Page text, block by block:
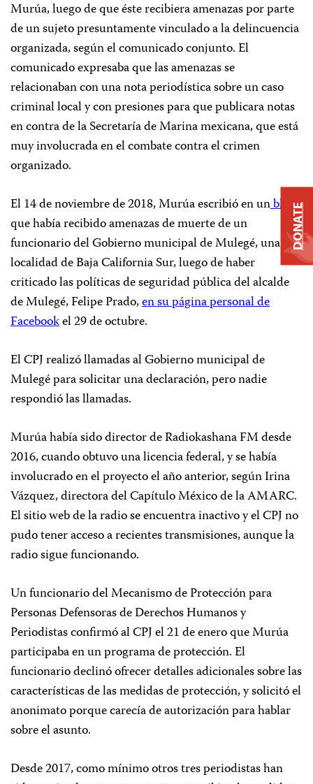
Murúa, luego de que éste recibiera amenazas por parte
de un sujeto presuntamente vinculado a la delincuencia
organizada, según el comunicado conjunto. El
comunicado expresaba que las amenazas se
relacionaban con una nota periodística sobre un caso
criminal local y con presiones para que publicara notas
en contra de la Secretaría de Marina mexicana, que está
muy involucrada en el combate contra el crimen
organizado.
El 14 de noviembre de 2018, Murúa escribió en unblog
que había recibido amenazas de muerte de un
funcionario del Gobierno municipal de Mulegé, una
localidad de Baja California Sur, luego de haber
criticado las políticas de seguridad pública del alcalde
de Mulegé, Felipe Prado,en su página personal de
Facebookel 29 de octubre.
El CPJ realizó llamadas al Gobierno municipal de
Mulegé para solicitar una declaración, pero nadie
respondió las llamadas.
Murúa había sido director de Radiokashana FM desde
2016, cuando obtuvo una licencia federal, y se había
involucrado en el proyecto el año anterior, según Irina
Vázquez, directora del Capítulo México de la AMARC.
El sitio web de la radio se encuentra inactivo y el CPJ no
pudo tener acceso a recientes transmisiones, aunque la
radio sigue funcionando.
Un funcionario del Mecanismo de Protección para
Personas Defensoras de Derechos Humanos y
Periodistas confirmó al CPJ el 21 de enero que Murúa
participaba en un programa de protección. El
funcionario declinó ofrecer detalles adicionales sobre las
características de las medidas de protección, y solicitó el
anonimato porque carecía de autorización para hablar
sobre el asunto.
Desde 2017, como mínimo otros tres periodistas han
DONATE